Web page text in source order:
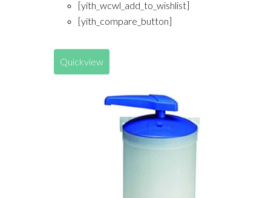
[yith_wcwl_add_to_wishlist]
[yith_compare_button]
Quickview